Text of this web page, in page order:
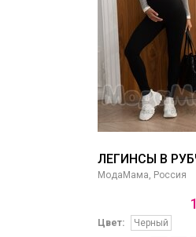
ЛЕГИНСЫ В
МодаМама, Россия
1
Цвет:
Черный